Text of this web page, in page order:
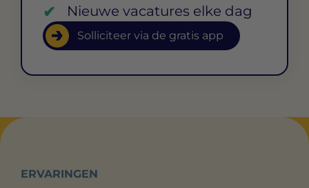
Nieuwe vacatures elke dag
Solliciteer via de gratis app
ERVARINGEN